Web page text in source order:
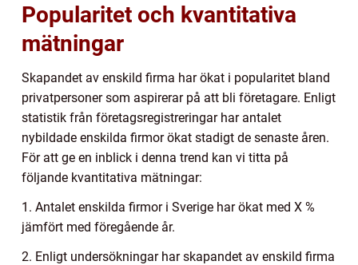
Popularitet och kvantitativa
mätningar
Skapandet av enskild firma har ökat i popularitet bland
privatpersoner som aspirerar på att bli företagare. Enligt
statistik från företagsregistreringar har antalet
nybildade enskilda firmor ökat stadigt de senaste åren.
För att ge en inblick i denna trend kan vi titta på
följande kvantitativa mätningar:
1. Antalet enskilda firmor i Sverige har ökat med X %
jämfört med föregående år.
2. Enligt undersökningar har skapandet av enskild firma